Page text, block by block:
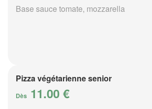
Base sauce tomate, mozzarella
Pizza végétarienne senior
Dès 11.00 €